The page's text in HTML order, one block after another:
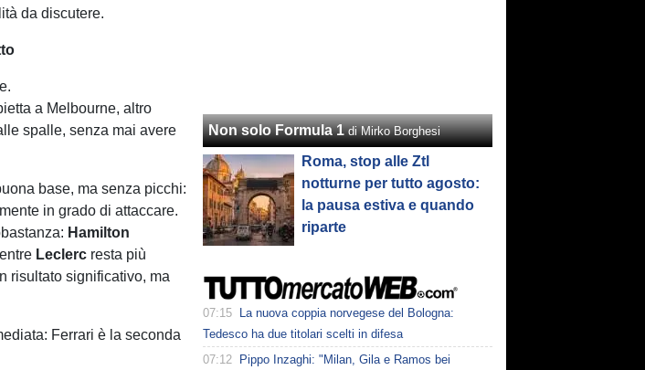
da discutere.
a Melbourne, altro
spalle, senza mai avere
base, ma senza picchi:
in grado di attaccare.
Hamilton
Leclerc resta più
risultato significativo, ma
Ferrari è la seconda
Non solo Formula 1 di Mirko Borghesi
Roma, stop alle Ztl
notturne per tutto agosto:
la pausa estiva e quando
riparte
07:15
La nuova coppia norvegese del Bologna:
Tedesco ha due titolari scelti in difesa
07:12
Pippo Inzaghi: "Milan, Gila e Ramos bei